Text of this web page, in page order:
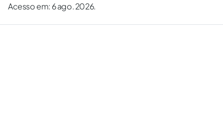
Acesso em: 6 ago. 2026.